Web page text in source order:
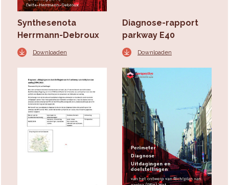
Synthesenota
Herrmann-Debroux
Downloaden
Diagnose-rapport
parkway E40
Downloaden